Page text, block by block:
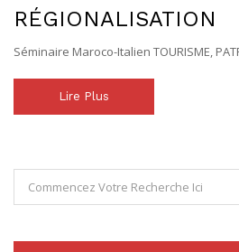
RÉGIONALISATION
Séminaire Maroco-Italien TOURISME,
Lire Plus